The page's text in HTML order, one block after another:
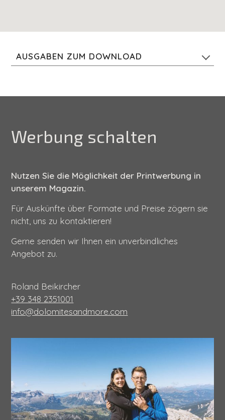
AUSGABEN ZUM DOWNLOAD
Werbung schalten
Nutzen Sie die Möglichkeit der Printwerbung in
unserem Magazin.
Für Auskünfte über Formate und Preise zögern sie
nicht, uns zu kontaktieren!
Gerne senden wir Ihnen ein unverbindliches
Angebot zu.
Roland Beikircher
+39 348 2351001
info@dolomitesandmore.com